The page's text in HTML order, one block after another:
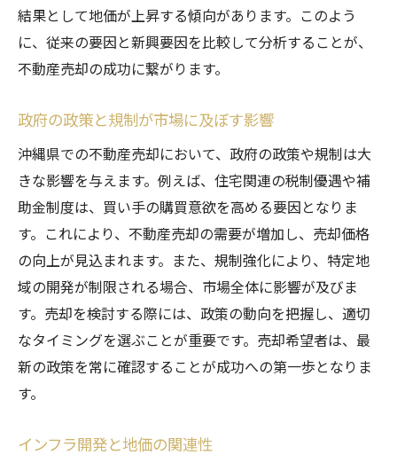
結果として地価が上昇する傾向があります。このよう
に、従来の要因と新興要因を比較して分析することが、
不動産売却の成功に繋がります。
政府の政策と規制が市場に及ぼす影響
沖縄県での不動産売却において、政府の政策や規制は大
きな影響を与えます。例えば、住宅関連の税制優遇や補
助金制度は、買い手の購買意欲を高める要因となりま
す。これにより、不動産売却の需要が増加し、売却価格
の向上が見込まれます。また、規制強化により、特定地
域の開発が制限される場合、市場全体に影響が及びま
す。売却を検討する際には、政策の動向を把握し、適切
なタイミングを選ぶことが重要です。売却希望者は、最
新の政策を常に確認することが成功への第一歩となりま
す。
インフラ開発と地価の関連性